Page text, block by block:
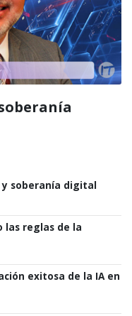
soberanía digital
las reglas de la
exitosa de la IA en